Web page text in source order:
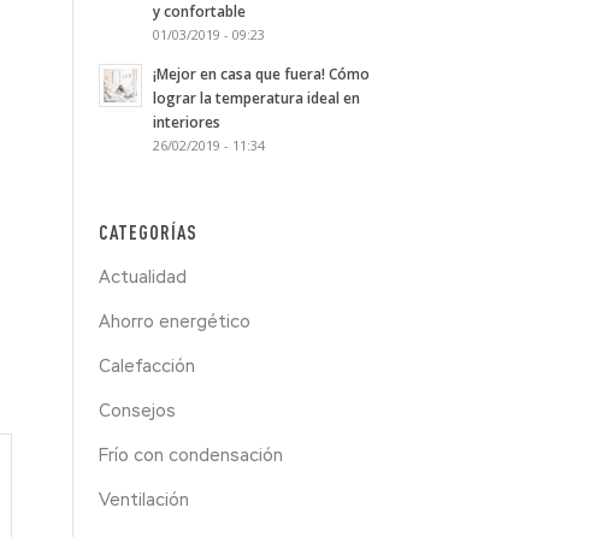
y confortable
01/03/2019 - 09:23
¡Mejor en casa que fuera! Cómo
lograr la temperatura ideal en
interiores
26/02/2019 - 11:34
CATEGORÍAS
Actualidad
Ahorro energético
Calefacción
Consejos
Frío con condensación
Ventilación